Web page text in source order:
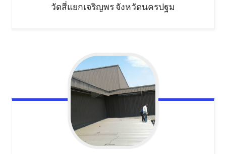
วัดสี่แยกเจริญพรจังหวัดนครปฐม